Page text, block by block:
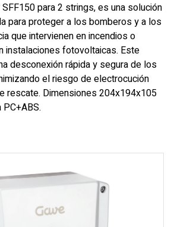
para 2 strings, es una solución
para proteger a los bomberos y a los
que intervienen en incendios o
instalaciones fotovoltaicas. Este
desconexión rápida y segura de los
el riesgo de electrocución
rescate. Dimensiones 204x194x105